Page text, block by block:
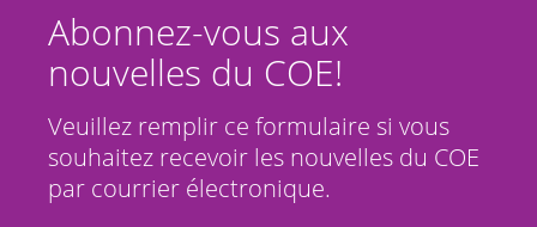
Abonnez-vous aux
nouvelles du COE!
Veuillez remplir ce formulaire si vous
souhaitez recevoir les nouvelles du COE
par courrier électronique.